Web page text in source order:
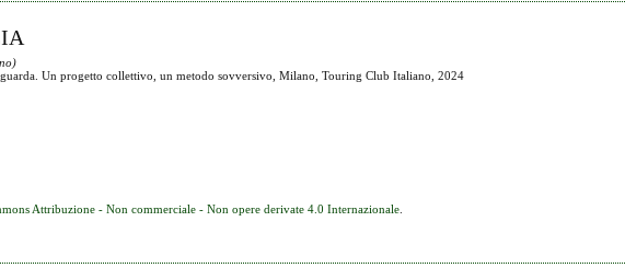
Un progetto collettivo, un metodo sovversivo, Milano, Touring Club Italiano, 2024
Attribuzione - Non commerciale - Non opere derivate 4.0 Internazionale